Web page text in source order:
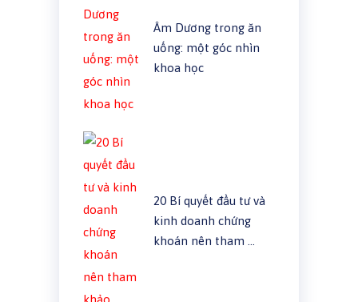
Âm Dương trong ăn
uống: một góc nhìn
khoa học
20 Bí quyết đầu tư và
kinh doanh chứng
khoán nên tham …